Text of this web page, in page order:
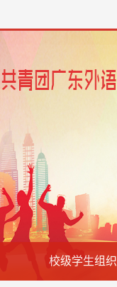
校级学生组织